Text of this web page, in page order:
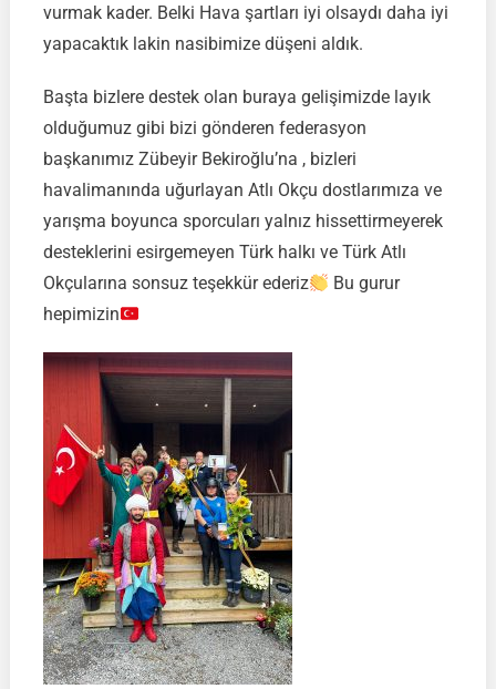
vurmak kader. Belki Hava şartları iyi olsaydı daha iyi
yapacaktık lakin nasibimize düşeni aldık.
Başta bizlere destek olan buraya gelişimizde layık
olduğumuz gibi bizi gönderen federasyon
başkanımız Zübeyir Bekiroğlu’na , bizleri
havalimanında uğurlayan Atlı Okçu dostlarımıza ve
yarışma boyunca sporcuları yalnız hissettirmeyerek
desteklerini esirgemeyen Türk halkı ve Türk Atlı
Okçularına sonsuz teşekkür ederiz
Bu gurur
hepimizin